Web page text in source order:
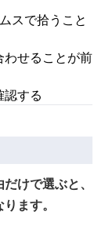
スで拾うこと
せることが前
する
けで選ぶと、
ます。